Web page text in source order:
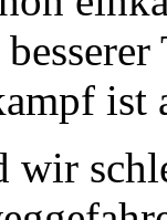
ist
wir